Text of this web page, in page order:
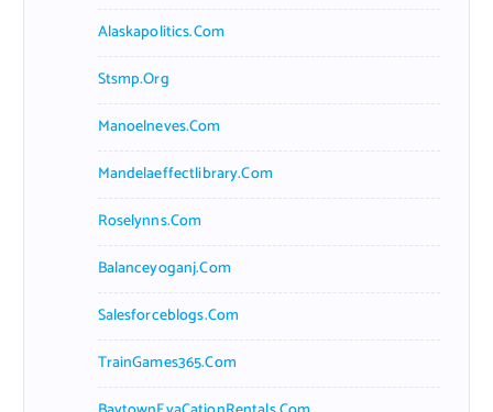
Alaskapolitics.com
Stsmp.org
Manoelneves.com
Mandelaeffectlibrary.com
Roselynns.com
Balanceyoganj.com
Salesforceblogs.com
TrainGames365.com